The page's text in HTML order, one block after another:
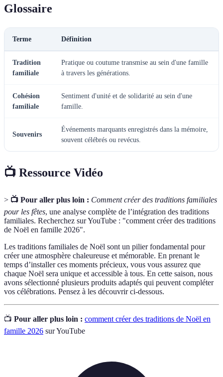
Glossaire
Terme Définition
Tradition
familiale
Pratique ou coutume transmise au sein d'une famille
à travers les générations.
Cohésion
familiale
Sentiment d'unité et de solidarité au sein d'une
famille.
Souvenirs
Événements marquants enregistrés dans la mémoire,
souvent célébrés ou revécus.
📺 Ressource Vidéo
> 📺 Pour aller plus loin : Comment créer des traditions familiales
pour les fêtes, une analyse complète de l’intégration des traditions
familiales. Recherchez sur YouTube : "comment créer des traditions
de Noël en famille 2026".
Les traditions familiales de Noël sont un pilier fondamental pour
créer une atmosphère chaleureuse et mémorable. En prenant le
temps d’installer ces moments précieux, vous vous assurez que
chaque Noël sera unique et accessible à tous. En cette saison, nous
avons sélectionné plusieurs produits adaptés qui peuvent compléter
vos célébrations. Pensez à les découvrir ci-dessous.
📺 Pour aller plus loin : comment créer des traditions de Noël en
famille 2026 sur YouTube